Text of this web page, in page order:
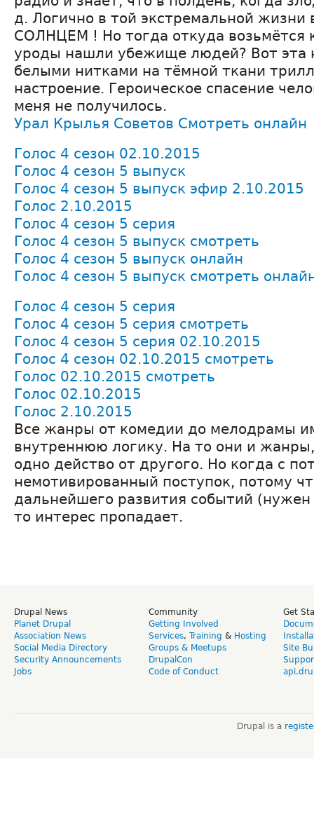
д. Логично в той экстремальной жизни
СОЛНЦЕМ ! Но тогда откуда возьмётся
уроды нашли убежище людей? Вот эта
белыми нитками на тёмной ткани
настроение. Героическое спасение
меня не получилось.
Урал Крылья Советов Смотреть онлайн
Голос 4 сезон 02.10.2015
Голос 4 сезон 5 выпуск
Голос 4 сезон 5 выпуск эфир 2.10.2015
Голос 2.10.2015
Голос 4 сезон 5 серия
Голос 4 сезон 5 выпуск смотреть
Голос 4 сезон 5 выпуск онлайн
Голос 4 сезон 5 выпуск смотреть
Голос 4 сезон 5 серия
Голос 4 сезон 5 серия смотреть
Голос 4 сезон 5 серия 02.10.2015
Голос 4 сезон 02.10.2015 смотреть
Голос 02.10.2015 смотреть
Голос 02.10.2015
Голос 2.10.2015
Все жанры от комедии до мелодрамы
внутреннюю логику. На то они и
одно действо от другого. Но когда с
немотивированный поступок, потому
дальнейшего развития событий
то интерес пропадает.
Drupal News
Planet Drupal
Association News
Social Media Directory
Security Announcements
Jobs
Community
Getting Involved
Services, Training & Hosting
Groups & Meetups
DrupalCon
Code of Conduct
Get
Site
Drupal is a